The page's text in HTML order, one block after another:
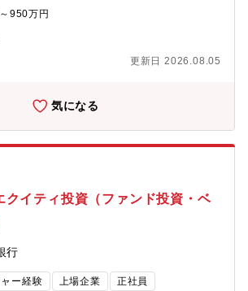
業務で既存取引のある法人経営者層となりま
や知識を活かしてプロフェッショナル人材を
コンサルティング部は、外部出向経験者やキ
部門となります。※マネジメントではなく、
、事業計画策定支援■営業・マーケティング
業務改善支援【企業価値向上支援】■事業承
ジネスマッチング■補助金活用支援【専門領
】■ICT/DX推進支援■人事制度・人材活用支援
営支援■サステナビリティ・海外展開支援
援】■現場改善■生産性向上支援 など※お客
として、課題発見から解決策の提案、実行
わっていただくことができます。ーーーーー
ーーーーーーーーーー【魅力】■既存顧客との
者層を中心に、企業の経営課題を深掘り
ションを提案します。新規開拓中心ではな
的な関係を築きながら企業価値向上を支援で
950万円
更新日 2026.08.05
気になる
クイティ投資（ファンド投資・ベ
行
ー経験 上場企業 正社員